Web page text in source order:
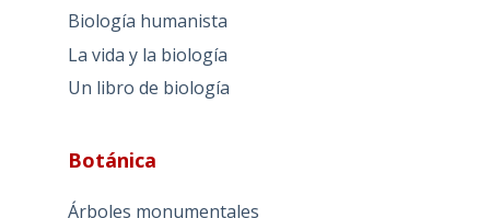
Biología humanista
La vida y la biología
Un libro de biología
Botánica
Árboles monumentales